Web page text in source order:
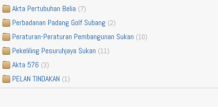
Akta Pertubuhan Belia (7)
Perbadanan Padang Golf Subang (2)
Peraturan-Peraturan Pembangunan Sukan (10)
Pekeliling Pesuruhjaya Sukan (11)
Akta 576 (3)
PELAN TINDAKAN (1)